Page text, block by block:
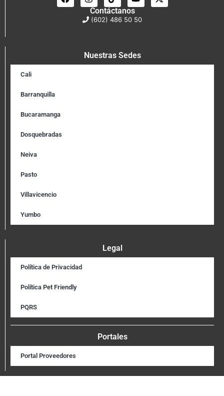
Contáctanos
(602) 486 50 50
Nuestras Sedes
Cali
Barranquilla
Bucaramanga
Dosquebradas
Neiva
Pasto
Villavicencio
Yumbo
Legal
Política de Privacidad
Política Pet Friendly
PQRS
Portales
Portal Proveedores